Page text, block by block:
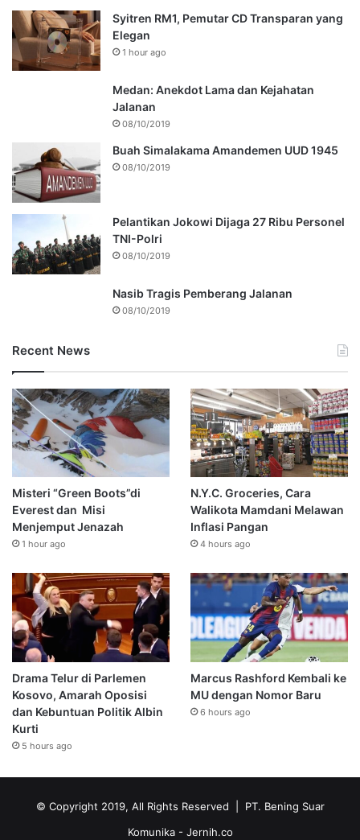
Syitren RM1, Pemutar CD Transparan yang
Elegan
1 hour ago
Medan: Anekdot Lama dan Kejahatan
Jalanan
08/10/2019
Buah Simalakama Amandemen UUD 1945
08/10/2019
Pelantikan Jokowi Dijaga 27 Ribu Personel
TNI-Polri
08/10/2019
Nasib Tragis Pemberang Jalanan
08/10/2019
Recent News
Misteri “Green Boots”di
Everest dan Misi
Menjemput Jenazah
1 hour ago
N.Y.C. Groceries, Cara
Walikota Mamdani Melawan
Inflasi Pangan
4 hours ago
Drama Telur di Parlemen
Kosovo, Amarah Oposisi
dan Kebuntuan Politik Albin
Kurti
5 hours ago
Marcus Rashford Kembali ke
MU dengan Nomor Baru
6 hours ago
© Copyright 2019, All Rights Reserved | PT. Bening Suar
Komunika - Jernih.co